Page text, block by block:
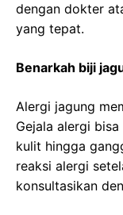
dengan dokter
yang tepat.
Benarkah biji
Alergi jagung
Gejala alergi
kulit hingga
reaksi alergi
konsultasikan